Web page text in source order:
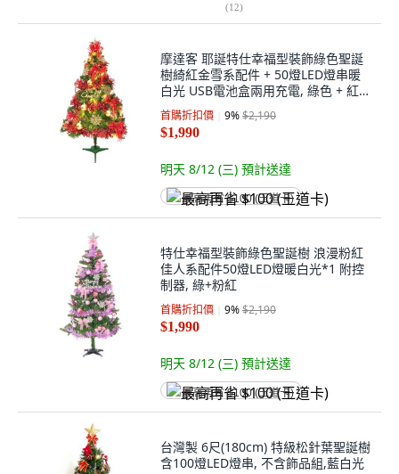
(12)
摩達客 耶誕特仕幸福型裝飾綠色聖誕
樹綺紅金雪系配件 + 50燈LED燈串暖
白光 USB電池盒兩用充電, 綠色 + 紅金
雪, 1組
首購折扣價 9%$2,190
$1,990
明天 8/12 (三) 預計送達
最高再省 $100 (王道卡)
特仕幸福型裝飾綠色聖誕樹 浪漫粉紅
佳人系配件50燈LED燈暖白光*1 附控
制器, 綠+粉紅
首購折扣價 9%$2,190
$1,990
明天 8/12 (三) 預計送達
最高再省 $100 (王道卡)
台灣製 6尺(180cm) 特級松針葉聖誕樹
含100燈LED燈串, 不含飾品組,藍白光